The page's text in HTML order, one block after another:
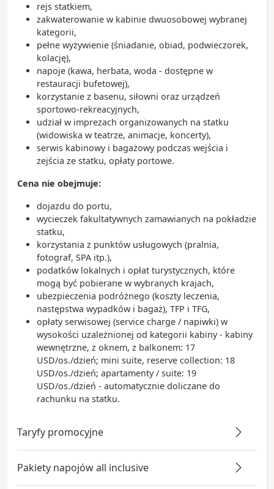
rejs statkiem,
zakwaterowanie w kabinie dwuosobowej wybranej
kategorii,
pełne wyżywienie (śniadanie, obiad, podwieczorek,
kolację),
napoje (kawa, herbata, woda - dostępne w
restauracji bufetowej),
korzystanie z basenu, siłowni oraz urządzeń
sportowo-rekreacyjnych,
udział w imprezach organizowanych na statku
(widowiska w teatrze, animacje, koncerty),
serwis kabinowy i bagażowy podczas wejścia i
zejścia ze statku, opłaty portowe.
Cena nie obejmuje:
dojazdu do portu,
wycieczek fakultatywnych zamawianych na pokładzie
statku,
korzystania z punktów usługowych (pralnia,
fotograf, SPA itp.),
podatków lokalnych i opłat turystycznych, które
mogą być pobierane w wybranych krajach,
ubezpieczenia podróżnego (koszty leczenia,
następstwa wypadków i bagaż), TFP i TFG,
opłaty serwisowej (service charge / napiwki) w
wysokości uzależnionej od kategorii kabiny - kabiny
wewnętrzne, z oknem, z balkonem: 17
USD/os./dzień; mini suite, reserve collection: 18
USD/os./dzień; apartamenty / suite: 19
USD/os./dzień - automatycznie doliczane do
rachunku na statku.
Taryfy promocyjne
Pakiety napojów all inclusive